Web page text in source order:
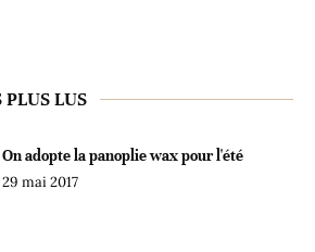
PLUS LUS
On adopte la panoplie wax pour l'été
29 mai 2017